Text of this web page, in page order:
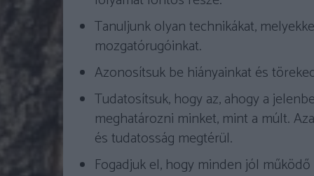
Tanuljunk olyan technikákat,
mozgatórugóinkat.
Azonosítsuk be hiányainkat és
Tudatosítsuk, hogy az, ahogy a
meghatározni minket, mint a múlt.
és tudatosság megtérül.
Fogadjuk el, hogy minden jól